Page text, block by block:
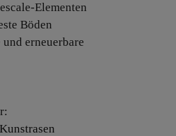
Elementen
Böden
erneuerbare